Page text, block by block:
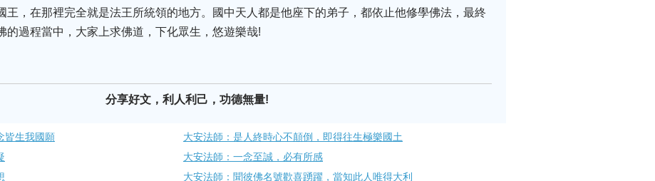
王，在那裡完全就是法王所統領的地方。國中天人都是他座下的弟子，都依止他修學佛法，最終
的過程當中，大家上求佛道，下化眾生，悠遊樂哉!
分享好文，利人利己，功德無量!
皆生我國願
大安法師：是人終時心不顛倒，即得往生極樂國土
大安法師：一念至誠，必有所感
大安法師：聞彼佛名號歡喜踴躍，當知此人唯得大利